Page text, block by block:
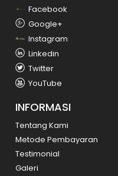
Facebook
Google+
Instagram
Linkedin
Twitter
YouTube
INFORMASI
Tentang Kami
Metode Pembayaran
Testimonial
Galeri